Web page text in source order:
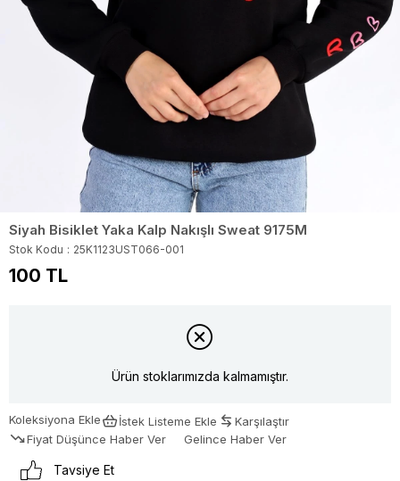
Siyah Bisiklet Yaka Kalp Nakışlı Sweat 9175M
Stok Kodu 25K1123UST066-001
100 TL
Ürün stoklarımızda kalmamıştır.
Koleksiyona Ekle İstek Listeme Ekle
Karşılaştır
Fiyat Düşünce Haber Ver
Gelince Haber Ver
Tavsiye Et